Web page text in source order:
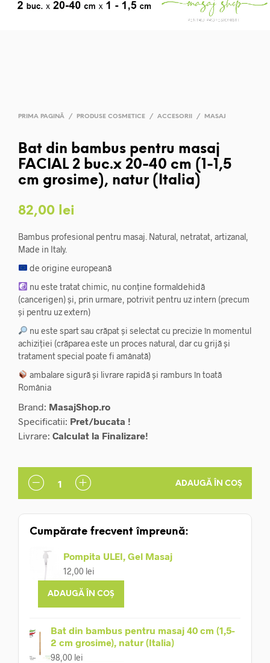
PRIMA PAGINĂ / PRODUSE COSMETICE / ACCESORII / MASAJ
Bat din bambus pentru masaj
FACIAL 2 buc.x 20-40 cm (1-1,5
cm grosime), natur (Italia)
82,00 lei
Bambus profesional pentru masaj. Natural, netratat, artizanal,
Made in Italy.
de origine europeană
nu este tratat chimic, nu conține formaldehidă
(cancerigen) și, prin urmare, potrivit pentru uz intern (precum
și pentru uz extern)
nu este spart sau crăpat și selectat cu precizie în momentul
achiziției (crăparea este un proces natural, dar cu grijă și
tratament special poate fi amânată)
ambalare sigură și livrare rapidă și ramburs în toată
România
Brand: MasajShop.ro
Specificatii: Pret/bucata !
Livrare: Calculat la Finalizare!
ADAUGĂ ÎN COȘ
Cumpărate frecvent împreună:
Pompita ULEI, Gel Masaj
12,00 lei
ADAUGĂ ÎN COȘ
Bat din bambus pentru masaj 40 cm (1,5-
2 cm grosime), natur (Italia)
98,00 lei